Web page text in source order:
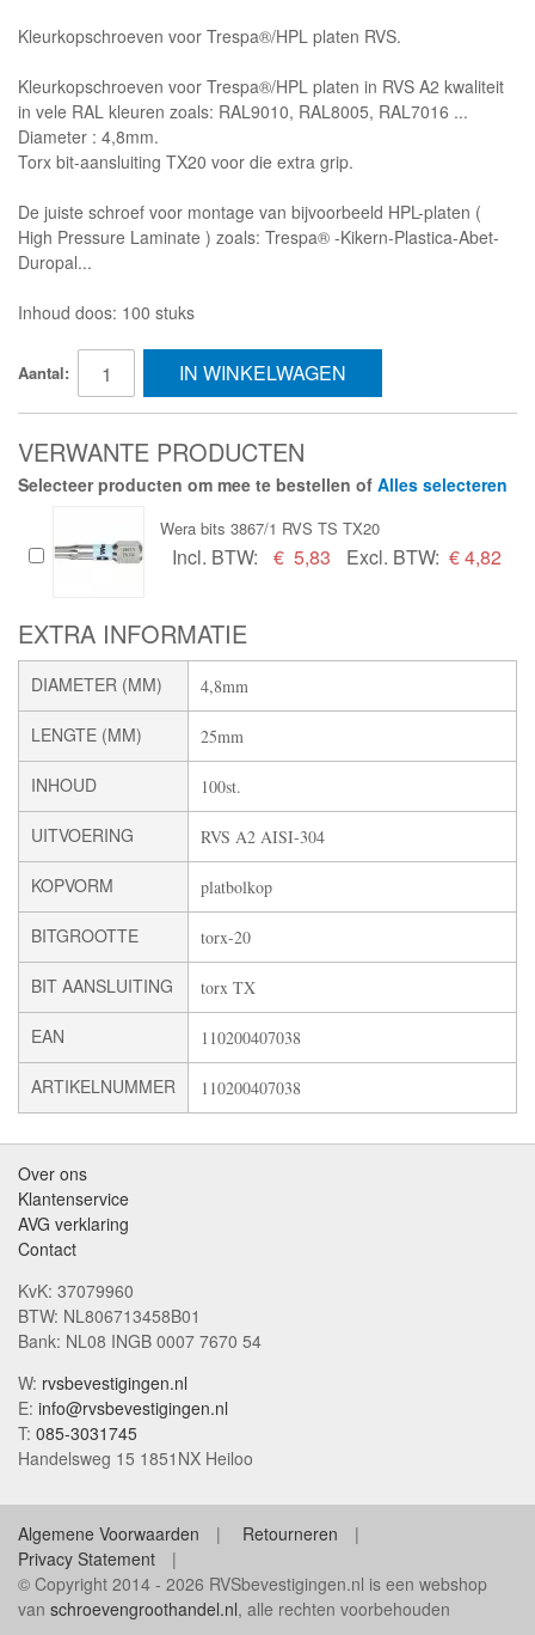
Kleurkopschroeven voor Trespa®/HPL platen RVS.
Kleurkopschroeven voor Trespa®/HPL platen in RVS A2 kwaliteit
in vele RAL kleuren zoals: RAL9010, RAL8005, RAL7016 ...
Diameter : 4,8mm.
Torx bit-aansluiting TX20 voor die extra grip.
De juiste schroef voor montage van bijvoorbeeld HPL-platen (
High Pressure Laminate ) zoals: Trespa® -Kikern-Plastica-Abet-
Duropal...
Inhoud doos: 100 stuks
Aantal: IN WINKELWAGEN
VERWANTE PRODUCTEN
Selecteer producten om mee te bestellen of Alles selecteren
Wera bits 3867/1 RVS TS TX20
Incl. BTW: € 5,83 Excl. BTW: € 4,82
EXTRA INFORMATIE
DIAMETER (MM) 4,8mm
LENGTE (MM) 25mm
INHOUD 100st.
UITVOERING RVS A2 AISI-304
KOPVORM platbolkop
BITGROOTTE torx-20
BIT AANSLUITING torx TX
EAN 110200407038
ARTIKELNUMMER 110200407038
Over ons
Klantenservice
AVG verklaring
Contact
KvK: 37079960
BTW: NL806713458B01
Bank: NL08 INGB 0007 7670 54
W: rvsbevestigingen.nl
E: info@rvsbevestigingen.nl
T: 085-3031745
Handelsweg 15 1851NX Heiloo
Algemene Voorwaarden
Retourneren
Privacy Statement
© Copyright 2014 - 2026 RVSbevestigingen.nl is een webshop
van schroevengroothandel.nl, alle rechten voorbehouden